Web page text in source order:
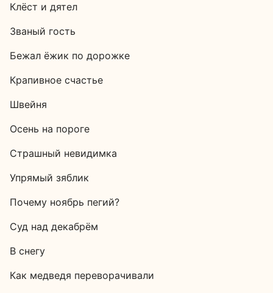
Клёст и дятел
Званый гость
Бежал ёжик по дорожке
Крапивное счастье
Швейня
Осень на пороге
Страшный невидимка
Упрямый зяблик
Почему ноябрь пегий?
Суд над декабрём
В снегу
Как медведя переворачивали